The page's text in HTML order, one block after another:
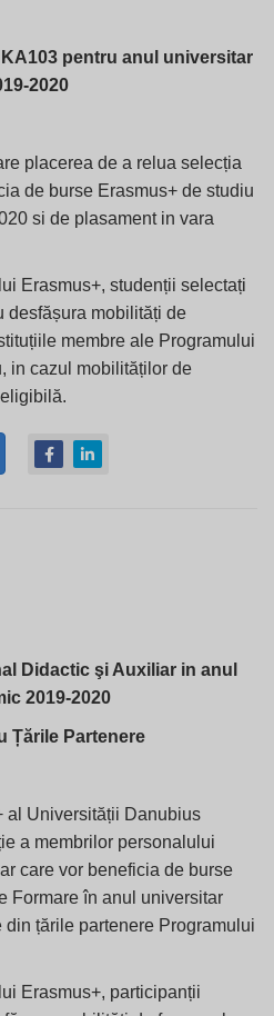
pentru anul universitar
2020
placerea de a relua selecția
de burse Erasmus+ de studiu
si de plasament in vara
Erasmus+, studenții selectați
desfășura mobilități de
membre ale Programului
in cazul mobilităților de
Didactic şi Auxiliar in anul
2019-2020
Țările Partenere
al Universității Danubius
a membrilor personalului
care vor beneficia de burse
Formare în anul universitar
țările partenere Programului
Erasmus+, participanții